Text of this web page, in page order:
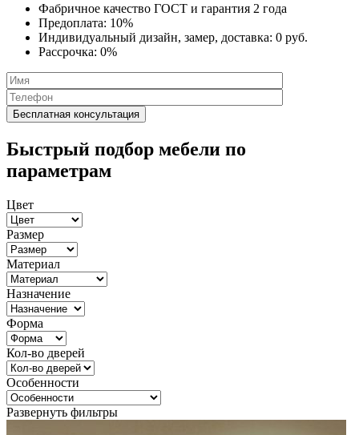
Фабричное качество ГОСТ и гарантия 2 года
Предоплата: 10%
Индивидуальный дизайн, замер, доставка: 0 руб.
Рассрочка: 0%
Быстрый подбор мебели по
параметрам
Цвет
Размер
Материал
Назначение
Форма
Кол-во дверей
Особенности
Развернуть фильтры